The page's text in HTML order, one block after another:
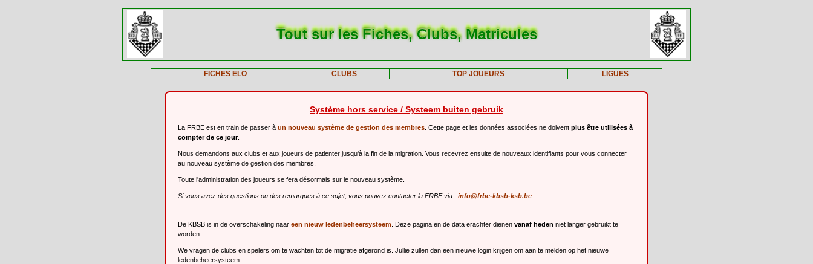
Tout sur les Fiches, Clubs, Matricules
FICHES ELO CLUBS TOP JOUEURS LIGUES
Système hors service / Systeem buiten gebruik
La FRBE est en train de passer à un nouveau système de gestion des membres . Cette page et les données associées ne doivent plus être utilisées à
compter de ce jour.
Nous demandons aux clubs et aux joueurs de patienter jusqu'à la fin de la migration. Vous recevrez ensuite de nouveaux identifiants pour vous connecter
au nouveau système de gestion des membres.
Toute l'administration des joueurs se fera désormais sur le nouveau système.
Si vous avez des questions ou des remarques à ce sujet, vous pouvez contacter la FRBE via : info@frbe-kbsb-ksb.be
De KBSB is in de overschakeling naar een nieuw ledenbeheersysteem . Deze pagina en de data erachter dienen vanaf heden niet langer gebruikt te
worden.
We vragen de clubs en spelers om te wachten tot de migratie afgerond is. Jullie zullen dan een nieuwe login krijgen om aan te melden op het nieuwe
ledenbeheersysteem.